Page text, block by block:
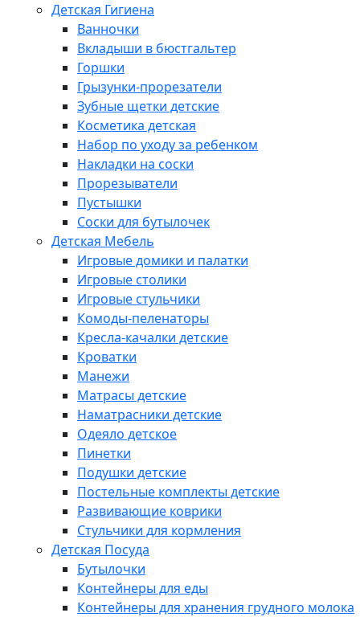
Детская Гигиена
Ванночки
Вкладыши в бюстгальтер
Горшки
Грызунки-прорезатели
Зубные щетки детские
Косметика детская
Набор по уходу за ребенком
Накладки на соски
Прорезыватели
Пустышки
Соски для бутылочек
Детская Мебель
Игровые домики и палатки
Игровые столики
Игровые стульчики
Комоды-пеленаторы
Кресла-качалки детские
Кроватки
Манежи
Матрасы детские
Наматрасники детские
Одеяло детское
Пинетки
Подушки детские
Постельные комплекты детские
Развивающие коврики
Стульчики для кормления
Детская Посуда
Бутылочки
Контейнеры для еды
Контейнеры для хранения грудного молока